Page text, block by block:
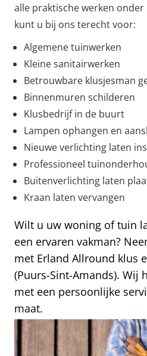
alle praktische werken onder
kunt u bij ons terecht voor:
Algemene tuinwerken
Kleine sanitairwerken
Betrouwbare klusjesman
Binnenmuren schilderen
Klusbedrijf in de buurt
Lampen ophangen en
Nieuwe verlichting laten
Professioneel
Buitenverlichting laten
Kraan laten vervangen
Wilt u uw woning of tuin
een ervaren vakman?
met Erland Allround klus
(Puurs-Sint-Amands). Wij
met een persoonlijke
maat.